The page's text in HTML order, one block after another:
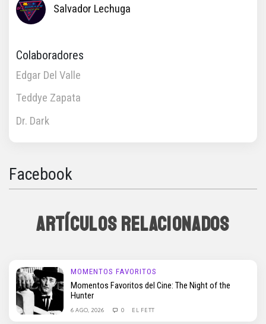
Salvador Lechuga
Colaboradores
Edgar Del Valle
Teddye Zapata
Dr. Dark
Facebook
ARTÍCULOS RELACIONADOS
MOMENTOS FAVORITOS
Momentos Favoritos del Cine: The Night of the
Hunter
6 AGO, 2026 0 EL FETT